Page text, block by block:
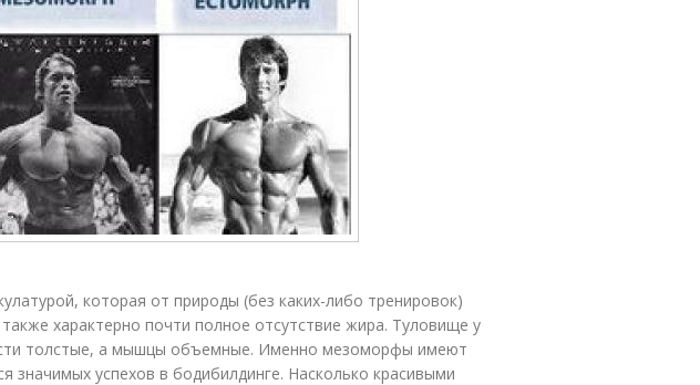
которая от природы (без каких-либо тренировок)
характерно почти полное отсутствие жира. Туловище у
толстые, а мышцы объемные. Именно мезоморфы имеют
значимых успехов в бодибилдинге. Насколько красивыми